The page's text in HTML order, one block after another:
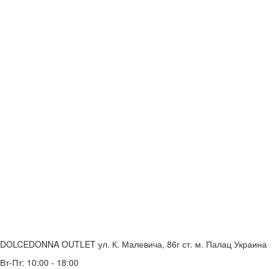
DOLCEDONNA OUTLET ул. К. Малевича, 86г ст. м. Палац Украина
Вт-Пт: 10:00 - 18:00